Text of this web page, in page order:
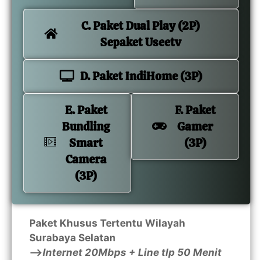
C. Paket Dual Play (2P)
Sepaket Useetv
D. Paket IndiHome (3P)
E. Paket
Bundling
Smart
Camera
(3P)
F. Paket
Gamer
(3P)
Paket Khusus Tertentu Wilayah
Surabaya Selatan
—>Internet 20Mbps + Line tlp 50 Menit